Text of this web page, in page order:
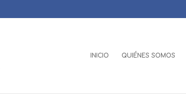
INICIO QUIÉNES SOMOS